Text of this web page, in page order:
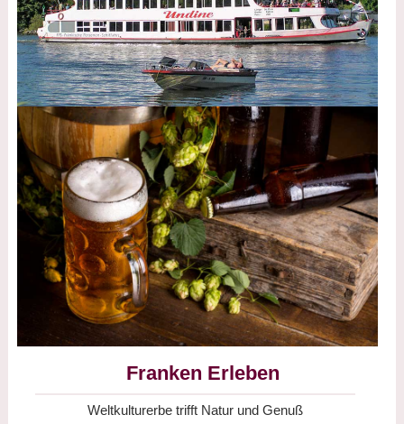
Franken Erleben
Weltkulturerbe trifft Natur und Genuß